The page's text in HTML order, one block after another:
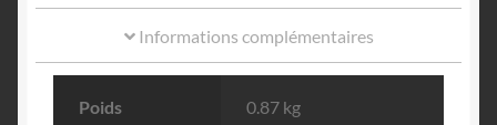
Informations complémentaires
Poids 0.87 kg